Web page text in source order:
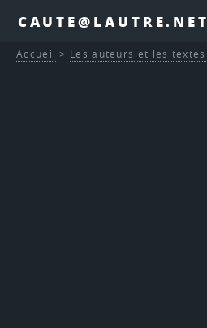
CAUTE@LAUTRE.NET
Accueil > Les auteurs et les textes